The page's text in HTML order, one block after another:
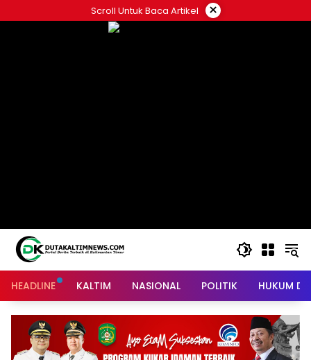
to
Scroll Untuk Baca Artikel ×
HEADLINE KALTIM NASIONAL POLITIK HUKUM